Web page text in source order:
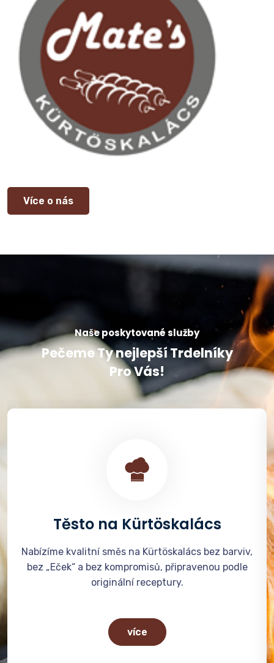
Více o nás
Naše poskytované služby
Pečeme Ty nejlepší Trdelníky
Pro Vás!
barviv,
podle
Grily na Kürtöskalács
Prodáváme profesionální grily na
trdelníky, vhodné pro akce i provoz, s
kvalitu a tradiční pečení.